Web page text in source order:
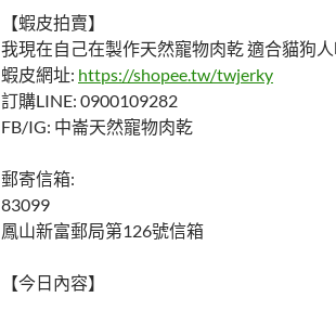
【蝦皮拍賣】
我現在自己在製作天然寵物肉乾 適合貓狗
蝦皮網址: https://shopee.tw/twjerky
訂購LINE: 0900109282
FB/IG: 中崙天然寵物肉乾
郵寄信箱:
83099
鳳山新富郵局第126號信箱
【今日內容】